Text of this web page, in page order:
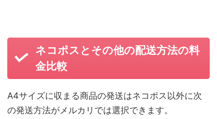
ネコポスとその他の配送方法の料
金比較
A4サイズに収まる商品の発送はネコポス以外に次
の発送方法がメルカリでは選択できます。